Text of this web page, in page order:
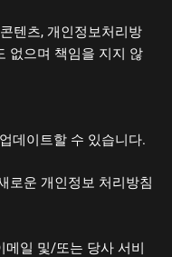
텐츠, 개인정보처리방
없으며 책임을 지지 않
데이트할 수 있습니다.
로운 개인정보 처리방침
메일 및/또는 당사 서비